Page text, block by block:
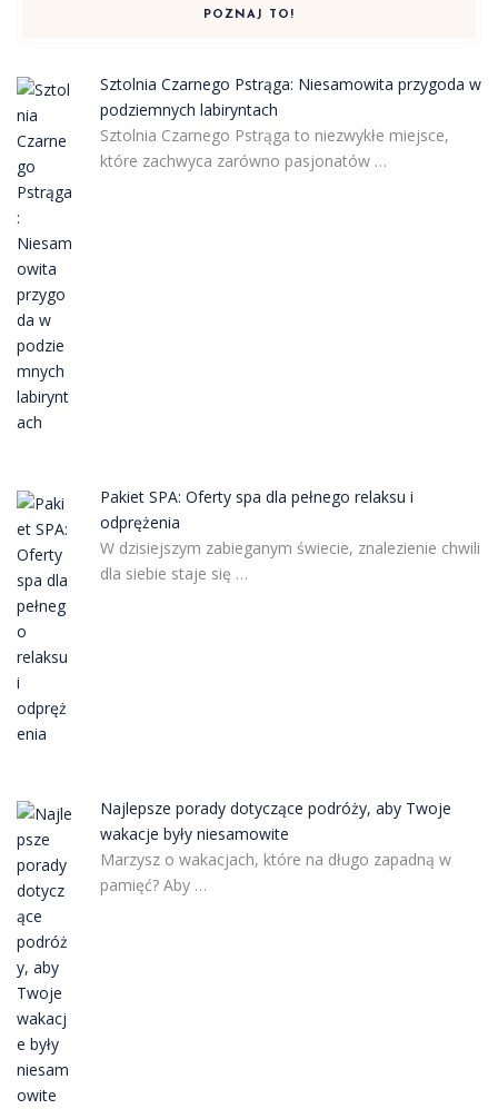
POZNAJ TO!
Sztolnia Czarnego Pstrąga: Niesamowita przygoda w
podziemnych labiryntach
Sztolnia Czarnego Pstrąga to niezwykłe miejsce,
które zachwyca zarówno pasjonatów …
Pakiet SPA: Oferty spa dla pełnego relaksu i
odprężenia
W dzisiejszym zabieganym świecie, znalezienie chwili
dla siebie staje się …
Najlepsze porady dotyczące podróży, aby Twoje
wakacje były niesamowite
Marzysz o wakacjach, które na długo zapadną w
pamięć? Aby …